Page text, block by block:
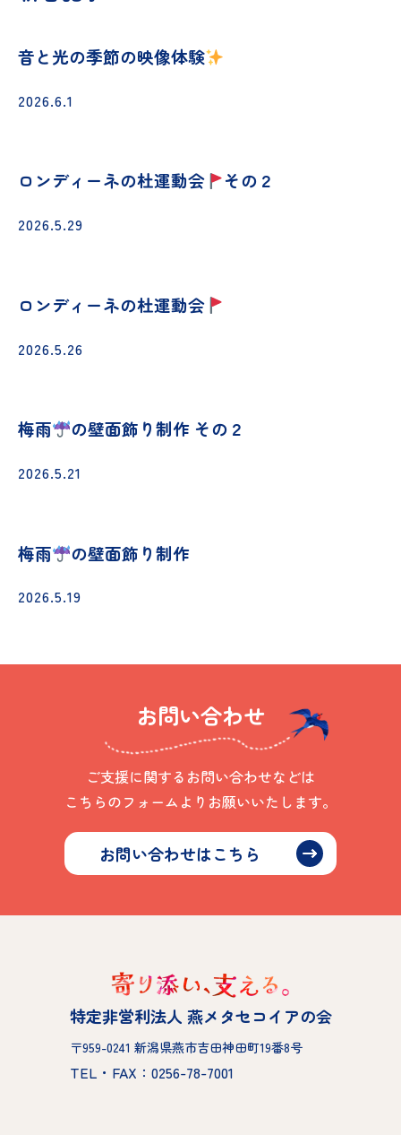
音と光の季節の映像体験
2026.6.1
ロンディーネの杜運動会 その２
2026.5.29
ロンディーネの杜運動会
2026.5.26
梅雨 の壁面飾り制作 その２
2026.5.21
梅雨 の壁面飾り制作
2026.5.19
お問い合わせ
ご支援に関するお問い合わせなどは
こちらのフォームよりお願いいたします。
お問い合わせはこちら
特定非営利法人 燕メタセコイアの会
〒959-0241 新潟県燕市吉田神田町19番8号
TEL・FAX：0256-78-7001